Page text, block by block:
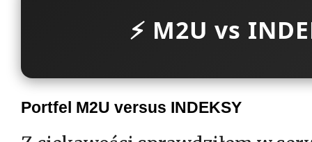
⚡ M2U vs
Portfel M2U versus INDEKSY